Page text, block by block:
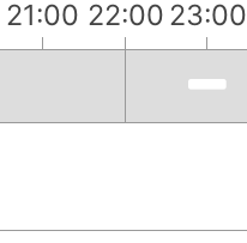
21:00 22:00 23:00